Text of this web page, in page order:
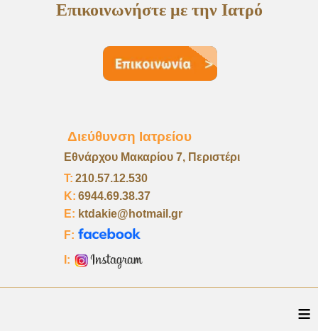
Επικοινωνήστε με την Ιατρό
Διεύθυνση Ιατρείου
Εθνάρχου Μακαρίου 7, Περιστέρι
Τ: 210.57.12.530
K: 6944.69.38.37
E: ktdakie@hotmail.gr
F:
I:
≡